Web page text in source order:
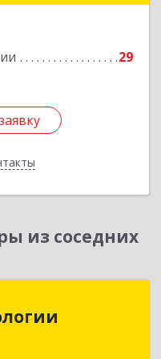
29
из соседних
Технологии
- Кузбасс обл,